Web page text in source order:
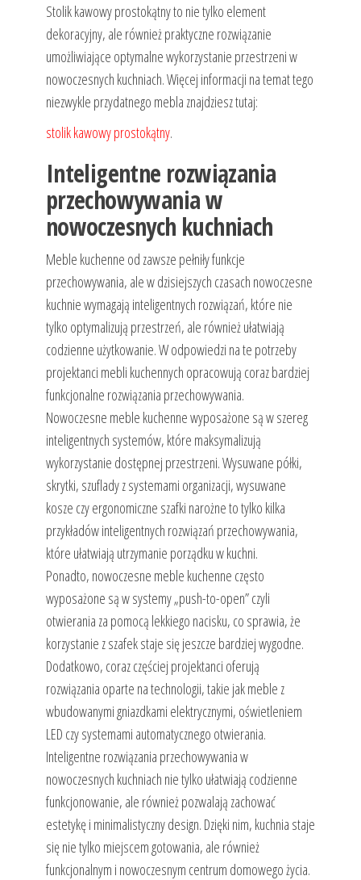
Stolik kawowy prostokątny to nie tylko element
dekoracyjny, ale również praktyczne rozwiązanie
umożliwiające optymalne wykorzystanie przestrzeni w
nowoczesnych kuchniach. Więcej informacji na temat tego
niezwykle przydatnego mebla znajdziesz tutaj:
stolik kawowy prostokątny.
Inteligentne rozwiązania
przechowywania w
nowoczesnych kuchniach
Meble kuchenne od zawsze pełniły funkcje
przechowywania, ale w dzisiejszych czasach nowoczesne
kuchnie wymagają inteligentnych rozwiązań, które nie
tylko optymalizują przestrzeń, ale również ułatwiają
codzienne użytkowanie. W odpowiedzi na te potrzeby
projektanci mebli kuchennych opracowują coraz bardziej
funkcjonalne rozwiązania przechowywania.
Nowoczesne meble kuchenne wyposażone są w szereg
inteligentnych systemów, które maksymalizują
wykorzystanie dostępnej przestrzeni. Wysuwane półki,
skrytki, szuflady z systemami organizacji, wysuwane
kosze czy ergonomiczne szafki narożne to tylko kilka
przykładów inteligentnych rozwiązań przechowywania,
które ułatwiają utrzymanie porządku w kuchni.
Ponadto, nowoczesne meble kuchenne często
wyposażone są w systemy „push-to-open” czyli
otwierania za pomocą lekkiego nacisku, co sprawia, że
korzystanie z szafek staje się jeszcze bardziej wygodne.
Dodatkowo, coraz częściej projektanci oferują
rozwiązania oparte na technologii, takie jak meble z
wbudowanymi gniazdkami elektrycznymi, oświetleniem
LED czy systemami automatycznego otwierania.
Inteligentne rozwiązania przechowywania w
nowoczesnych kuchniach nie tylko ułatwiają codzienne
funkcjonowanie, ale również pozwalają zachować
estetykę i minimalistyczny design. Dzięki nim, kuchnia staje
się nie tylko miejscem gotowania, ale również
funkcjonalnym i nowoczesnym centrum domowego życia.